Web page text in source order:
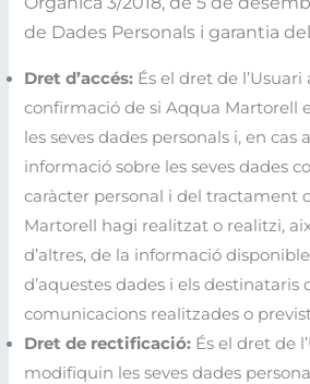
de Dades Personals i garantia
Dret d’accés: És el dret de
confirmació de si Aqqua Martorell
les seves dades personals i, en
informació sobre les seves dades
caràcter personal i del tractament
Martorell hagi realitzat o realitzi,
d’altres, de la informació
d’aquestes dades i els destinataris
comunicacions realitzades o
Dret de rectificació: És el dret de
modifiquin les seves dades